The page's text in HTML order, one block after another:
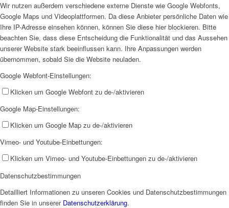
Wir nutzen außerdem verschiedene externe Dienste wie Google Webfonts,
Google Maps und Videoplattformen. Da diese Anbieter persönliche Daten wie
Ihre IP-Adresse einsehen können, können Sie diese hier blockieren. Bitte
beachten Sie, dass diese Entscheidung die Funktionalität und das Aussehen
unserer Website stark beeinflussen kann. Ihre Anpassungen werden
übernommen, sobald Sie die Website neuladen.
Google Webfont-Einstellungen:
Klicken um Google Webfont zu de-/aktivieren
Google Map-Einstellungen:
Klicken um Google Map zu de-/aktivieren
Vimeo- und Youtube-Einbettungen:
Klicken um Vimeo- und Youtube-Einbettungen zu de-/aktivieren
Datenschutzbestimmungen
Detailliert Informationen zu unseren Cookies und Datenschutzbestimmungen
finden Sie in unserer Datenschutzerklärung.